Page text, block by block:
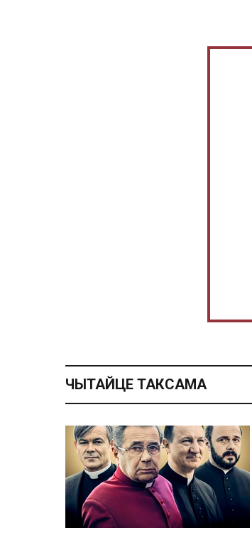
ЧЫТАЙЦЕ ТАКСАМА